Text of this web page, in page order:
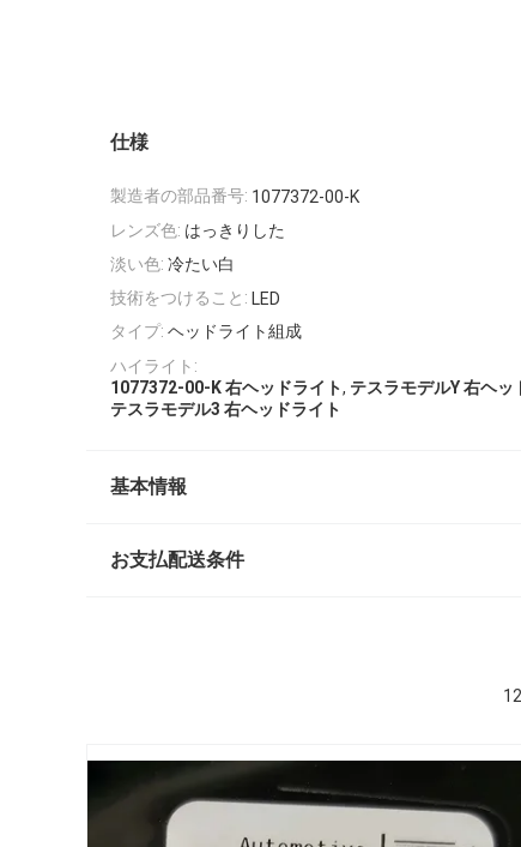
仕様
製造者の部品番号: 1077372-00-K
レンズ色: はっきりした
淡い色: 冷たい白
技術をつけること: LED
タイプ: ヘッドライト組成
ハイライト:
1077372-00-K 右ヘッドライト, テスラモデルY 右ヘッ
テスラモデル3 右ヘッドライト
基本情報
お支払配送条件